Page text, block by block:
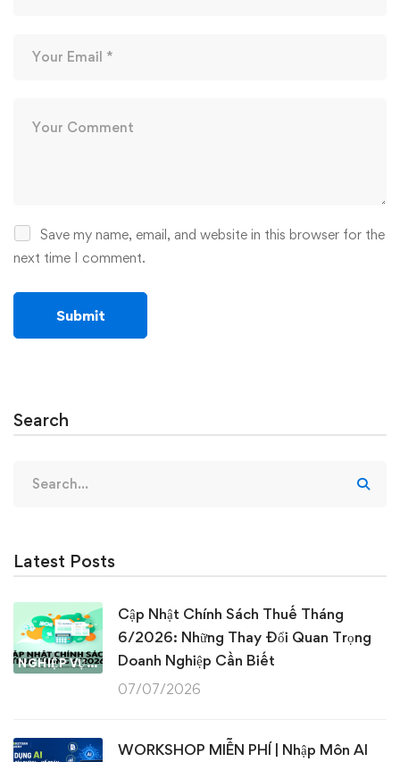
Save my name, email, and website in this browser for the
next time I comment.
Search
for:
Latest Posts
NGHIỆP VỤ KẾ TOÁN & THUẾ
Cập Nhật Chính Sách Thuế Tháng
6/2026: Những Thay Đổi Quan Trọng
Doanh Nghiệp Cần Biết
07/07/2026
WORKSHOP MIỄN PHÍ | Nhập Môn AI